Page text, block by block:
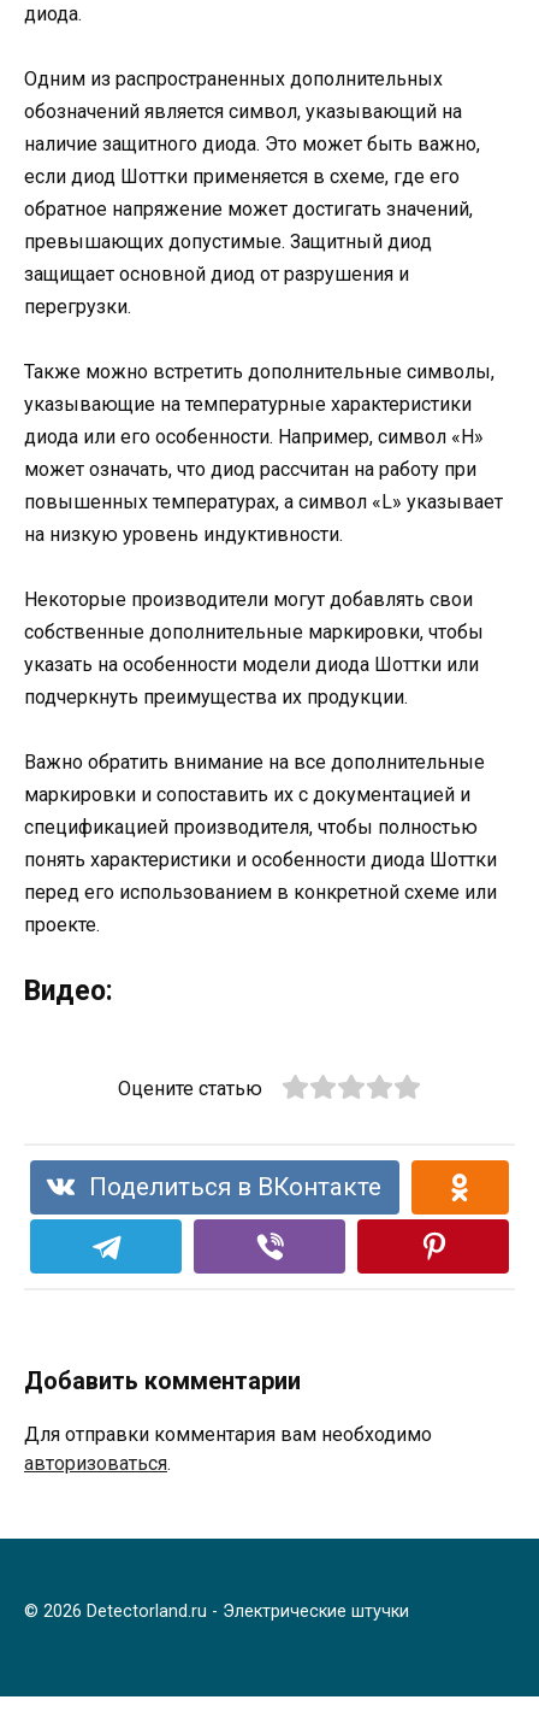
диода.
Одним из распространенных дополнительных
обозначений является символ, указывающий на
наличие защитного диода. Это может быть важно,
если диод Шоттки применяется в схеме, где его
обратное напряжение может достигать значений,
превышающих допустимые. Защитный диод
защищает основной диод от разрушения и
перегрузки.
Также можно встретить дополнительные символы,
указывающие на температурные характеристики
диода или его особенности. Например, символ «H»
может означать, что диод рассчитан на работу при
повышенных температурах, а символ «L» указывает
на низкую уровень индуктивности.
Некоторые производители могут добавлять свои
собственные дополнительные маркировки, чтобы
указать на особенности модели диода Шоттки или
подчеркнуть преимущества их продукции.
Важно обратить внимание на все дополнительные
маркировки и сопоставить их с документацией и
спецификацией производителя, чтобы полностью
понять характеристики и особенности диода Шоттки
перед его использованием в конкретной схеме или
проекте.
Видео:
Оцените статью
Поделиться в ВКонтакте
Добавить комментарии
Для отправки комментария вам необходимо
авторизоваться.
© 2026 Detectorland.ru - Электрические штучки